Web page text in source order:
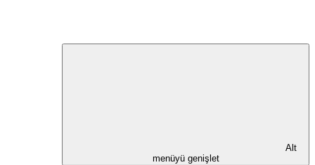
Alt
menüyü genişlet